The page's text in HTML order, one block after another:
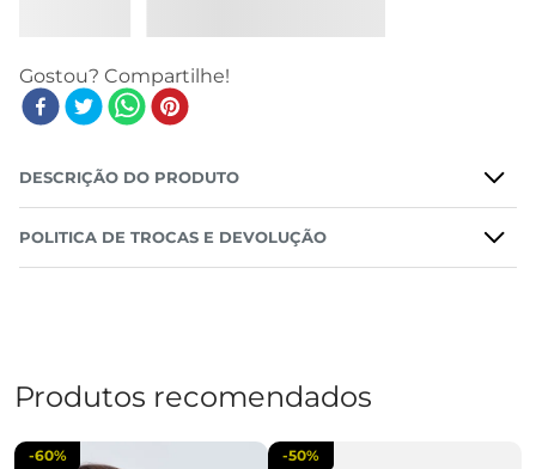
DESCRIÇÃO DO PRODUTO
POLITICA DE TROCAS E DEVOLUÇÃO
Produtos recomendados
-60% -50%